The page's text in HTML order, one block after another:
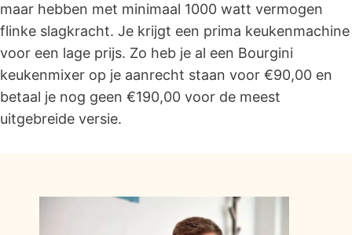
maar hebben met minimaal 1000 watt vermogen
flinke slagkracht. Je krijgt een prima keukenmachine
voor een lage prijs. Zo heb je al een Bourgini
keukenmixer op je aanrecht staan voor €90,00 en
betaal je nog geen €190,00 voor de meest
uitgebreide versie.